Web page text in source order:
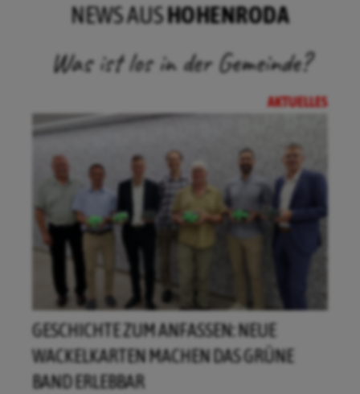
NEWS AUSHOHENRODA
Was ist los in der Gemeinde?
AKTUELLES
GESCHICHTE ZUM ANFASSEN: NEUE
WACKELKARTEN MACHEN DAS GRÜNE
BAND ERLEBBAR